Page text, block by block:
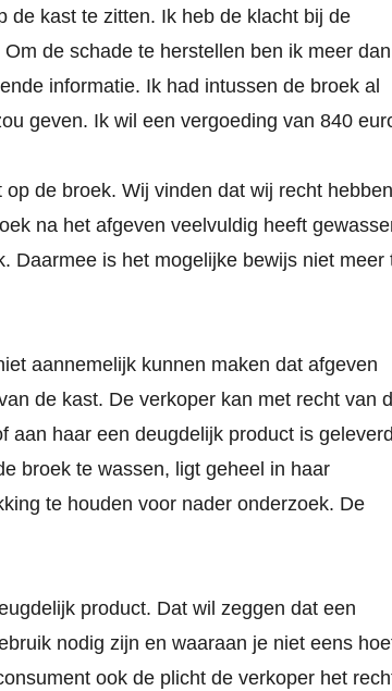
de kast te zitten. Ik heb de klacht bij de
de schade te herstellen ben ik meer dan
informatie. Ik had intussen de broek al
geven. Ik wil een vergoeding van 840
de broek. Wij vinden dat wij recht hebben
na het afgeven veelvuldig heeft
Daarmee is het mogelijke bewijs niet meer
aannemelijk kunnen maken dat afgeven
de kast. De verkoper kan met recht van
aan haar een deugdelijk product is
broek te wassen, ligt geheel in haar
te houden voor nader onderzoek. De
product. Dat wil zeggen dat een
nodig zijn en waaraan je niet eens
ook de plicht de verkoper het